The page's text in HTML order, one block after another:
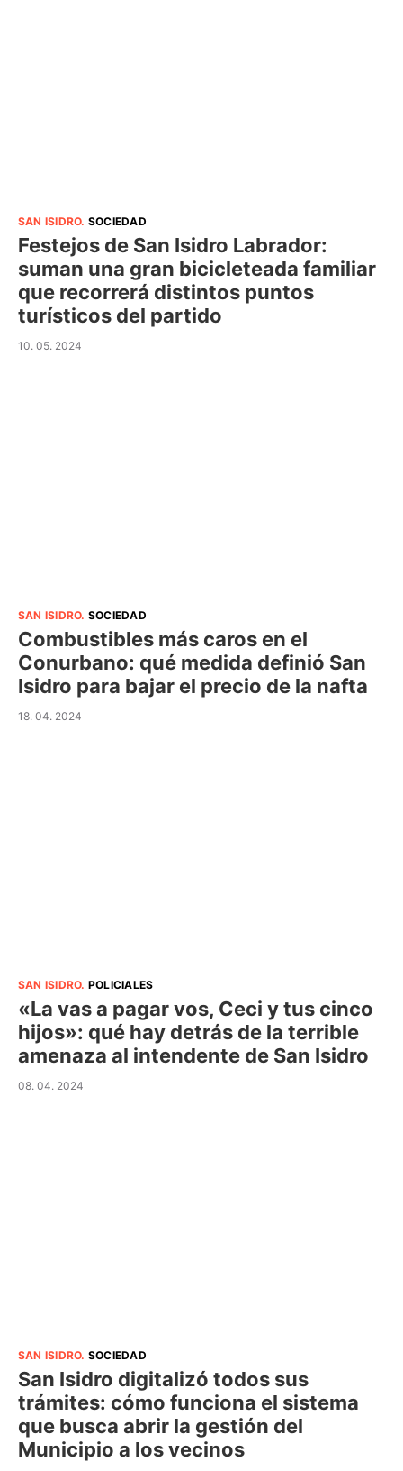
SAN ISIDRO. SOCIEDAD
Festejos de San Isidro Labrador:
suman una gran bicicleteada familiar
que recorrerá distintos puntos
turísticos del partido
10. 05. 2024
SAN ISIDRO. SOCIEDAD
Combustibles más caros en el
Conurbano: qué medida definió San
Isidro para bajar el precio de la nafta
18. 04. 2024
SAN ISIDRO. POLICIALES
«La vas a pagar vos, Ceci y tus cinco
hijos»: qué hay detrás de la terrible
amenaza al intendente de San Isidro
08. 04. 2024
SAN ISIDRO. SOCIEDAD
San Isidro digitalizó todos sus
trámites: cómo funciona el sistema
que busca abrir la gestión del
Municipio a los vecinos